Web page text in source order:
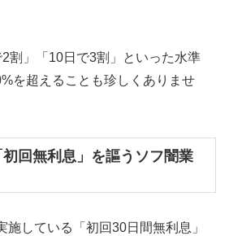
割」「10日で3割」といった水準
を超えることも珍しくありませ
回無利息」を謳うソフ闇業
施している「初回30日間無利息」